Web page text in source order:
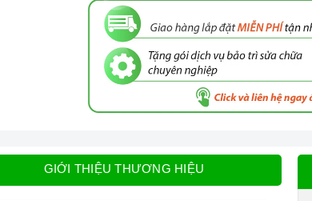
GIỚI THIỆU THƯƠNG HIỆU